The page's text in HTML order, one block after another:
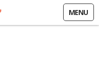
MENU